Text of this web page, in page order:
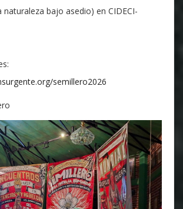
naturaleza bajo asedio) en CIDECI-
semillero2026